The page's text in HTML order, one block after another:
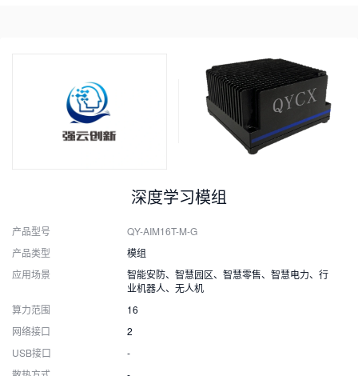
深度学习模组
产品型号
QY-AIM16T-M-G
产品类型
模组
应用场景
智能安防、智慧园区、智慧零售、智慧电力、行
业机器人、无人机
算力范围
16
网络接口
2
USB接口
-